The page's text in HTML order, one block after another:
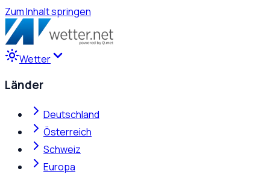
Zum Inhalt springen
Wetter
Länder
Deutschland
Österreich
Schweiz
Europa